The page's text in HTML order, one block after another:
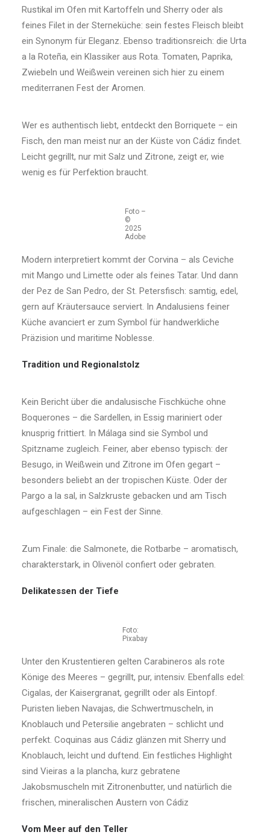
Rustikal im Ofen mit Kartoffeln und Sherry oder als
feines Filet in der Sterneküche: sein festes Fleisch bleibt
ein Synonym für Eleganz. Ebenso traditionsreich: die Urta
a la Roteña, ein Klassiker aus Rota. Tomaten, Paprika,
Zwiebeln und Weißwein vereinen sich hier zu einem
mediterranen Fest der Aromen.
Wer es authentisch liebt, entdeckt den Borriquete – ein
Fisch, den man meist nur an der Küste von Cádiz findet.
Leicht gegrillt, nur mit Salz und Zitrone, zeigt er, wie
wenig es für Perfektion braucht.
Foto –
©
2025
Adobe
Modern interpretiert kommt der Corvina – als Ceviche
mit Mango und Limette oder als feines Tatar. Und dann
der Pez de San Pedro, der St. Petersfisch: samtig, edel,
gern auf Kräutersauce serviert. In Andalusiens feiner
Küche avanciert er zum Symbol für handwerkliche
Präzision und maritime Noblesse.
Tradition und Regionalstolz
Kein Bericht über die andalusische Fischküche ohne
Boquerones – die Sardellen, in Essig mariniert oder
knusprig frittiert. In Málaga sind sie Symbol und
Spitzname zugleich. Feiner, aber ebenso typisch: der
Besugo, in Weißwein und Zitrone im Ofen gegart –
besonders beliebt an der tropischen Küste. Oder der
Pargo a la sal, in Salzkruste gebacken und am Tisch
aufgeschlagen – ein Fest der Sinne.
Zum Finale: die Salmonete, die Rotbarbe – aromatisch,
charakterstark, in Olivenöl confiert oder gebraten.
Delikatessen der Tiefe
Foto:
Pixabay
Unter den Krustentieren gelten Carabineros als rote
Könige des Meeres – gegrillt, pur, intensiv. Ebenfalls edel:
Cigalas, der Kaisergranat, gegrillt oder als Eintopf.
Puristen lieben Navajas, die Schwertmuscheln, in
Knoblauch und Petersilie angebraten – schlicht und
perfekt. Coquinas aus Cádiz glänzen mit Sherry und
Knoblauch, leicht und duftend. Ein festliches Highlight
sind Vieiras a la plancha, kurz gebratene
Jakobsmuscheln mit Zitronenbutter, und natürlich die
frischen, mineralischen Austern von Cádiz
Vom Meer auf den Teller